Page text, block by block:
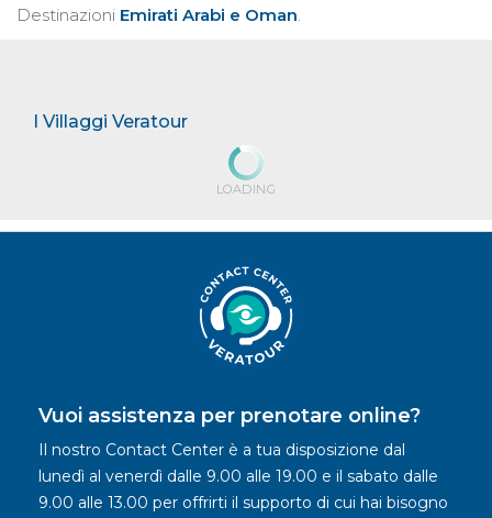
Destinazioni Emirati Arabi e Oman.
I Villaggi Veratour
LOADING
Vuoi assistenza per prenotare online?
Il nostro Contact Center è a tua disposizione dal
lunedì al venerdì dalle 9.00 alle 19.00 e il sabato dalle
9.00 alle 13.00 per offrirti il supporto di cui hai bisogno